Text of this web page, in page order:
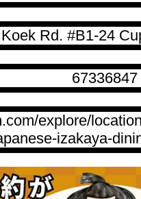
Rd. #B1-24
67336847
explore/
izakaya-